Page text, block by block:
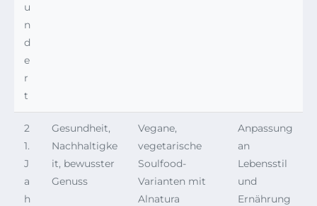
u
n
d
e
r
t
2
1.
J
a
h
Gesundheit,
Nachhaltigke
it, bewusster
Genuss
Vegane,
vegetarische
Soulfood-
Varianten mit
Alnatura
Anpassung
an
Lebensstil
und
Ernährung